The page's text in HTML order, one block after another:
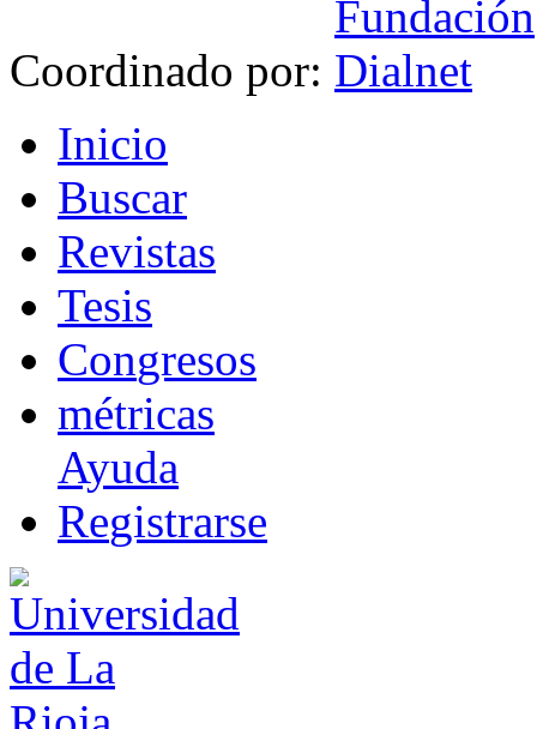
Coordinado por:
Inicio
Buscar
Revistas
Tesis
Congresos
métricas
Ayuda
Registrarse